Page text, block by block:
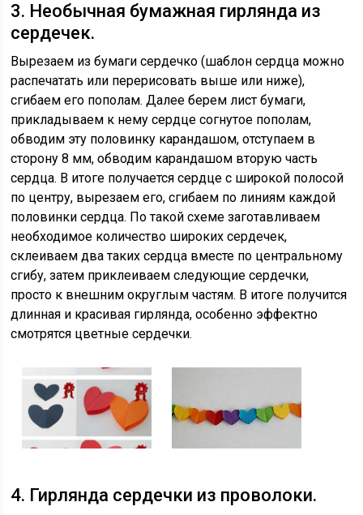
3. Необычная бумажная гирлянда из
сердечек.
Вырезаем из бумаги сердечко (шаблон сердца можно
распечатать или перерисовать выше или ниже),
сгибаем его пополам. Далее берем лист бумаги,
прикладываем к нему сердце согнутое пополам,
обводим эту половинку карандашом, отступаем в
сторону 8 мм, обводим карандашом вторую часть
сердца. В итоге получается сердце с широкой полосой
по центру, вырезаем его, сгибаем по линиям каждой
половинки сердца. По такой схеме заготавливаем
необходимое количество широких сердечек,
склеиваем два таких сердца вместе по центральному
сгибу, затем приклеиваем следующие сердечки,
просто к внешним округлым частям. В итоге получится
длинная и красивая гирлянда, особенно эффектно
смотрятся цветные сердечки.
4. Гирлянда сердечки из проволоки.